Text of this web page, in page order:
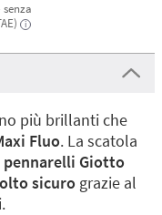
senza
i
più brillanti che
Fluo. La scatola
pennarelli Giotto
sicuro grazie al